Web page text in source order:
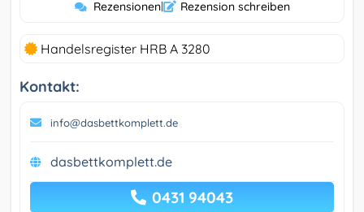
Rezensionen| Rezension schreiben
Handelsregister HRB A 3280
Kontakt:
info@dasbettkomplett.de
dasbettkomplett.de
0431 94043